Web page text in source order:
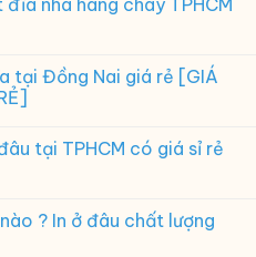
nhà hàng chay TPHCM
tại Đồng Nai giá rẻ [GIÁ
tại TPHCM có giá sỉ rẻ
? In ở đâu chất lượng